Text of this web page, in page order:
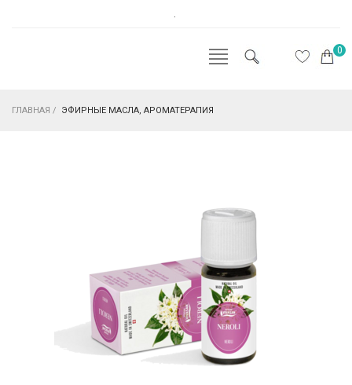
.
0
ГЛАВНАЯ / ЭФИРНЫЕ МАСЛА, АРОМАТЕРАПИЯ